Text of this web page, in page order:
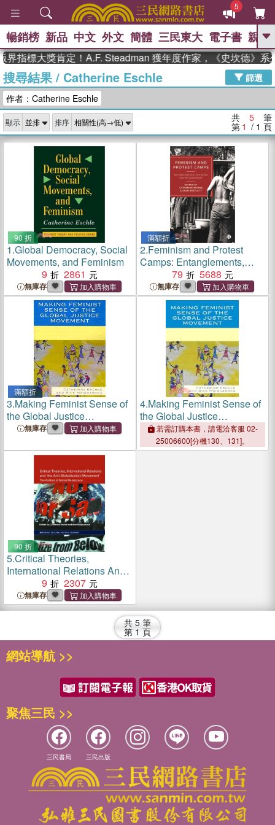
5
GO
熱搜： 東野圭吾 高希均教授回憶錄
、 The Odyssey 、 父親節 、 如果歷
獎 臺灣漫遊錄 、 方念華 、 台灣的李
登輝時代
數學女孩：黎曼猜想 、
偉大的迷走神經
暢銷榜 新品 中文 外文 簡體 三民東大 電子書 親子
指標大獎肯定！A.F. Steadman 獲年度作家，《史坎德》系
搜尋結果/ Catherine Eschle
篩選
作者：Catherine Eschle
顯示 排序 共 5 筆
第 1 / 1 頁
90 折
1.Global Democracy, Social
Movements, and Feminism
9
2861
無庫存
滿額折
2.Feminism and Protest
Camps: Entanglements,
Critiques and Re-Imaginings
79 5688
無庫存
滿額折
3.Making Feminist Sense of
the Global Justice
Movement
無庫存
4.Making Feminist Sense of
the Global Justice
Movement
若需訂購本書，請電洽客服 02-
25006600[分機130、131]。
90 折
5.Critical Theories,
International Relations And
'the Anti-globalisation
Movement' ― The Politics
Of Global Resistance
9 2307
無庫存
共 5 筆
第 1 頁
網站導航 >>
聚焦三民 >>
三民書局 三民出版